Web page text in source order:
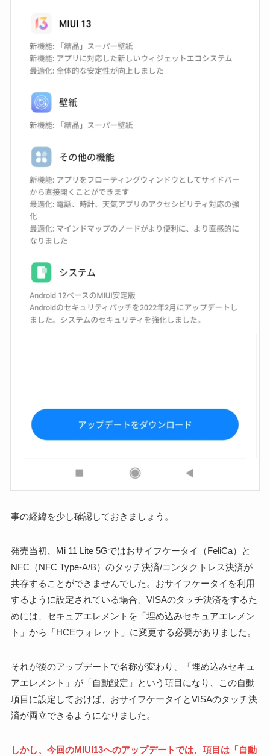
事の経緯を少し確認しておきましょう。
発売当初、Mi 11 Lite 5Gではおサイフケータイ（FeliCa）と
NFC（NFC Type-A/B）のタッチ決済/コンタクトレス決済が
共存することができませんでした。おサイフケータイを利用
するように設定されている場合、VISAのタッチ決済をするた
めには、セキュアエレメントを「埋め込みセキュアエレメン
ト」から「HCEウォレット」に変更する必要がありました。
それが後のアップデートで名称が変わり、「埋め込みセキュ
アエレメント」が「自動設定」という項目になり、この自動
項目に設定しておけば、おサイフケータイとVISAのタッチ決
済が両立できるようになりました。
しかし、今回のMIUI13へのアップデートでは、項目は「自動